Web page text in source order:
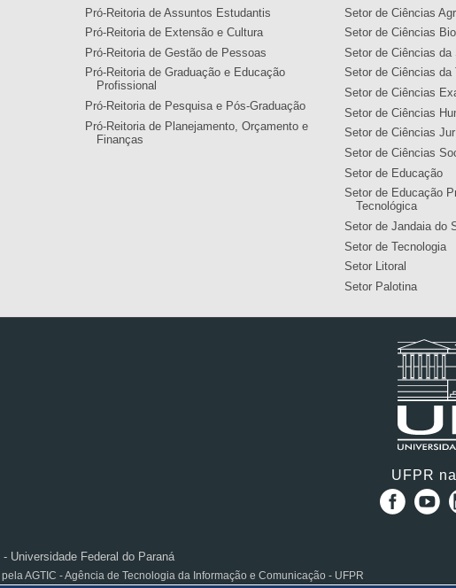
Pró-Reitoria de Assuntos Estudantis
Pró-Reitoria de Extensão e Cultura
Pró-Reitoria de Gestão de Pessoas
Pró-Reitoria de Graduação e Educação
Profissional
Pró-Reitoria de Pesquisa e Pós-Graduação
Pró-Reitoria de Planejamento, Orçamento e
Finanças
Setor de Ciências
Setor de Ciências
Setor de Ciências da
Setor de Ciências da
Setor de Ciências
Setor de Ciências
Setor de Ciências
Setor de Ciências
Setor de Educação
Setor de Educação
Tecnológica
Setor de Jandaia do
Setor de Tecnologia
Setor Litoral
Setor Palotina
UFPR
Universidade Federal do Paraná
AGTIC - Agência de Tecnologia da Informação e Comunicação - UFPR